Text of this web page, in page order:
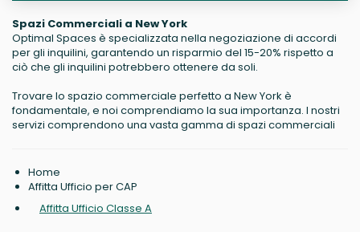
Spazi Commerciali a New York
Optimal Spaces è specializzata nella negoziazione di accordi
per gli inquilini, garantendo un risparmio del 15-20% rispetto a
ciò che gli inquilini potrebbero ottenere da soli.
Trovare lo spazio commerciale perfetto a New York è
fondamentale, e noi comprendiamo la sua importanza. I nostri
servizi comprendono una vasta gamma di spazi commerciali
Home
Affitta Ufficio per CAP
Affitta Ufficio Classe A